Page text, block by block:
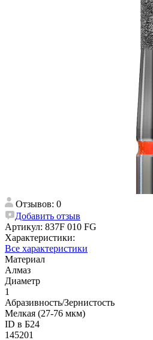
Отзывов: 0
Добавить отзыв
Артикул: 837F 010 FG
Характеристики:
Все характеристики
Материал
Алмаз
Диаметр
1
Абразивность/Зернистость
Мелкая (27-76 мкм)
ID в Б24
145201